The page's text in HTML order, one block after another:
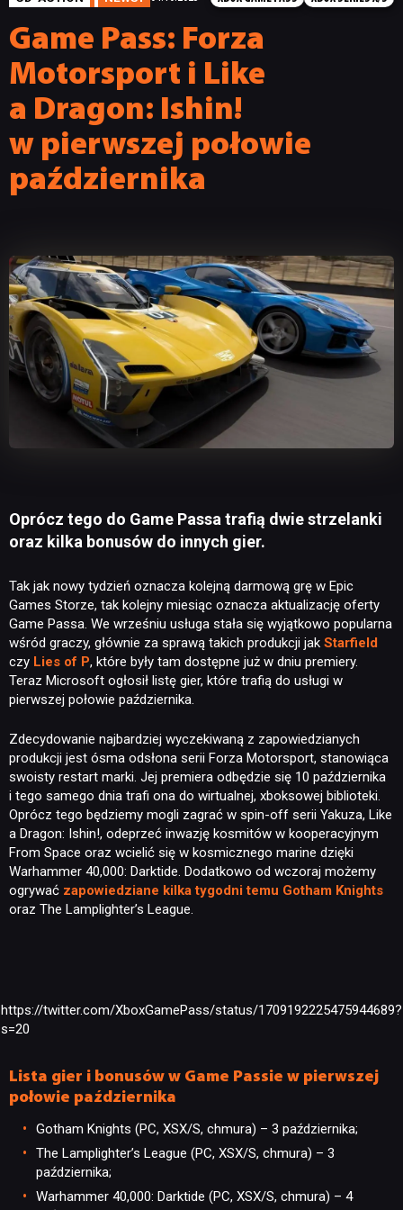
Game Pass: Forza
Motorsport i Like
a Dragon: Ishin!
w pierwszej połowie
października
Oprócz tego do Game Passa trafią dwie strzelanki
oraz kilka bonusów do innych gier.
Tak jak nowy tydzień oznacza kolejną darmową grę w Epic
Games Storze, tak kolejny miesiąc oznacza aktualizację oferty
Game Passa. We wrześniu usługa stała się wyjątkowo popularna
wśród graczy, głównie za sprawą takich produkcji jak Starfield
czy Lies of P, które były tam dostępne już w dniu premiery.
Teraz Microsoft ogłosił listę gier, które trafią do usługi w
pierwszej połowie października.
Zdecydowanie najbardziej wyczekiwaną z zapowiedzianych
produkcji jest ósma odsłona serii Forza Motorsport, stanowiąca
swoisty restart marki. Jej premiera odbędzie się 10 października
i tego samego dnia trafi ona do wirtualnej, xboksowej biblioteki.
Oprócz tego będziemy mogli zagrać w spin-off serii Yakuza, Like
a Dragon: Ishin!, odeprzeć inwazję kosmitów w kooperacyjnym
From Space oraz wcielić się w kosmicznego marine dzięki
Warhammer 40,000: Darktide. Dodatkowo od wczoraj możemy
ogrywać zapowiedziane kilka tygodni temu Gotham Knights
oraz The Lamplighter’s League.
https://twitter.com/XboxGamePass/status/1709192225475944689?
s=20
Lista gier i bonusów w Game Passie w pierwszej
połowie października
Gotham Knights (PC, XSX/S, chmura) – 3 października;
The Lamplighter’s League (PC, XSX/S, chmura) – 3
października;
Warhammer 40,000: Darktide (PC, XSX/S, chmura) – 4